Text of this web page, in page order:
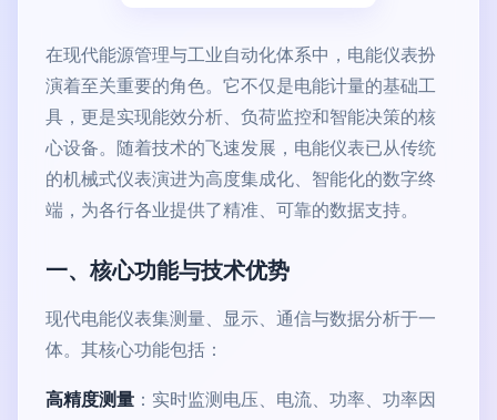
在现代能源管理与工业自动化体系中，电能仪表扮
演着至关重要的角色。它不仅是电能计量的基础工
具，更是实现能效分析、负荷监控和智能决策的核
心设备。随着技术的飞速发展，电能仪表已从传统
的机械式仪表演进为高度集成化、智能化的数字终
端，为各行各业提供了精准、可靠的数据支持。
一、核心功能与技术优势
现代电能仪表集测量、显示、通信与数据分析于一
体。其核心功能包括：
高精度测量 ：实时监测电压、电流、功率、功率因